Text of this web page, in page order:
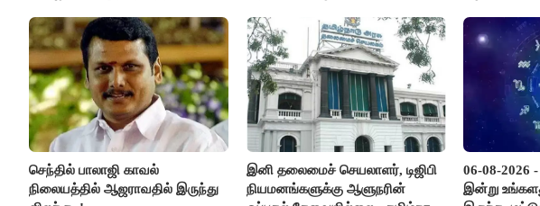
செந்தில் பாலாஜி காவல்
நிலையத்தில் ஆஜராவதில் இருந்து
இனி தலைமைச் செயலாளர், டிஜிபி
நியமனங்களுக்கு ஆளுநரின்
06-08-
இன்று